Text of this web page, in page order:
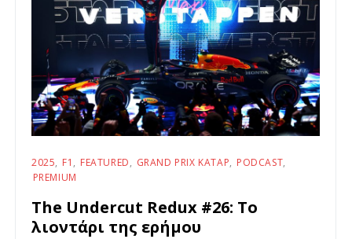
2025 F1 FEATURED GRAND PRIX ΚΑΤΆΡ
PODCAST
PREMIUM
The Undercut Redux #26: Το
λιοντάρι της ερήμου